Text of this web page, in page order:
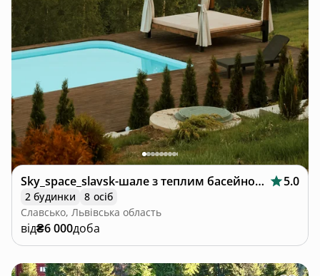
Sky_space_slavsk-шале з теплим басейном🩵 5.0
2 будинки
8 осіб
Славсько, Львівська область
від₴6 000доба